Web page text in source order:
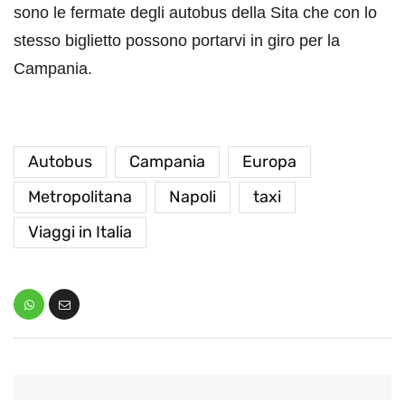
sono le fermate degli autobus della Sita che con lo
stesso biglietto possono portarvi in giro per la
Campania.
Autobus Campania
Europa
Metropolitana
Napoli
taxi
Viaggi in Italia